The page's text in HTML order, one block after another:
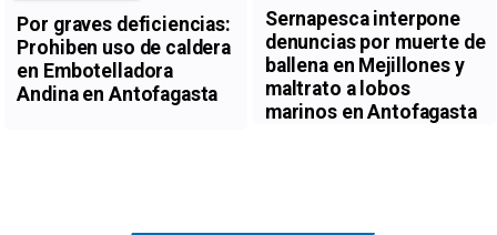
Por graves deficiencias:
Prohiben uso de caldera
en Embotelladora
Andina en Antofagasta
Sernapesca interpone
denuncias por muerte de
ballena en Mejillones y
maltrato a lobos
marinos en Antofagasta